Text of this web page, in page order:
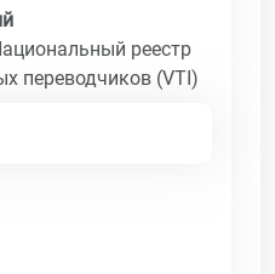
реестр
переводчиков (VTI)